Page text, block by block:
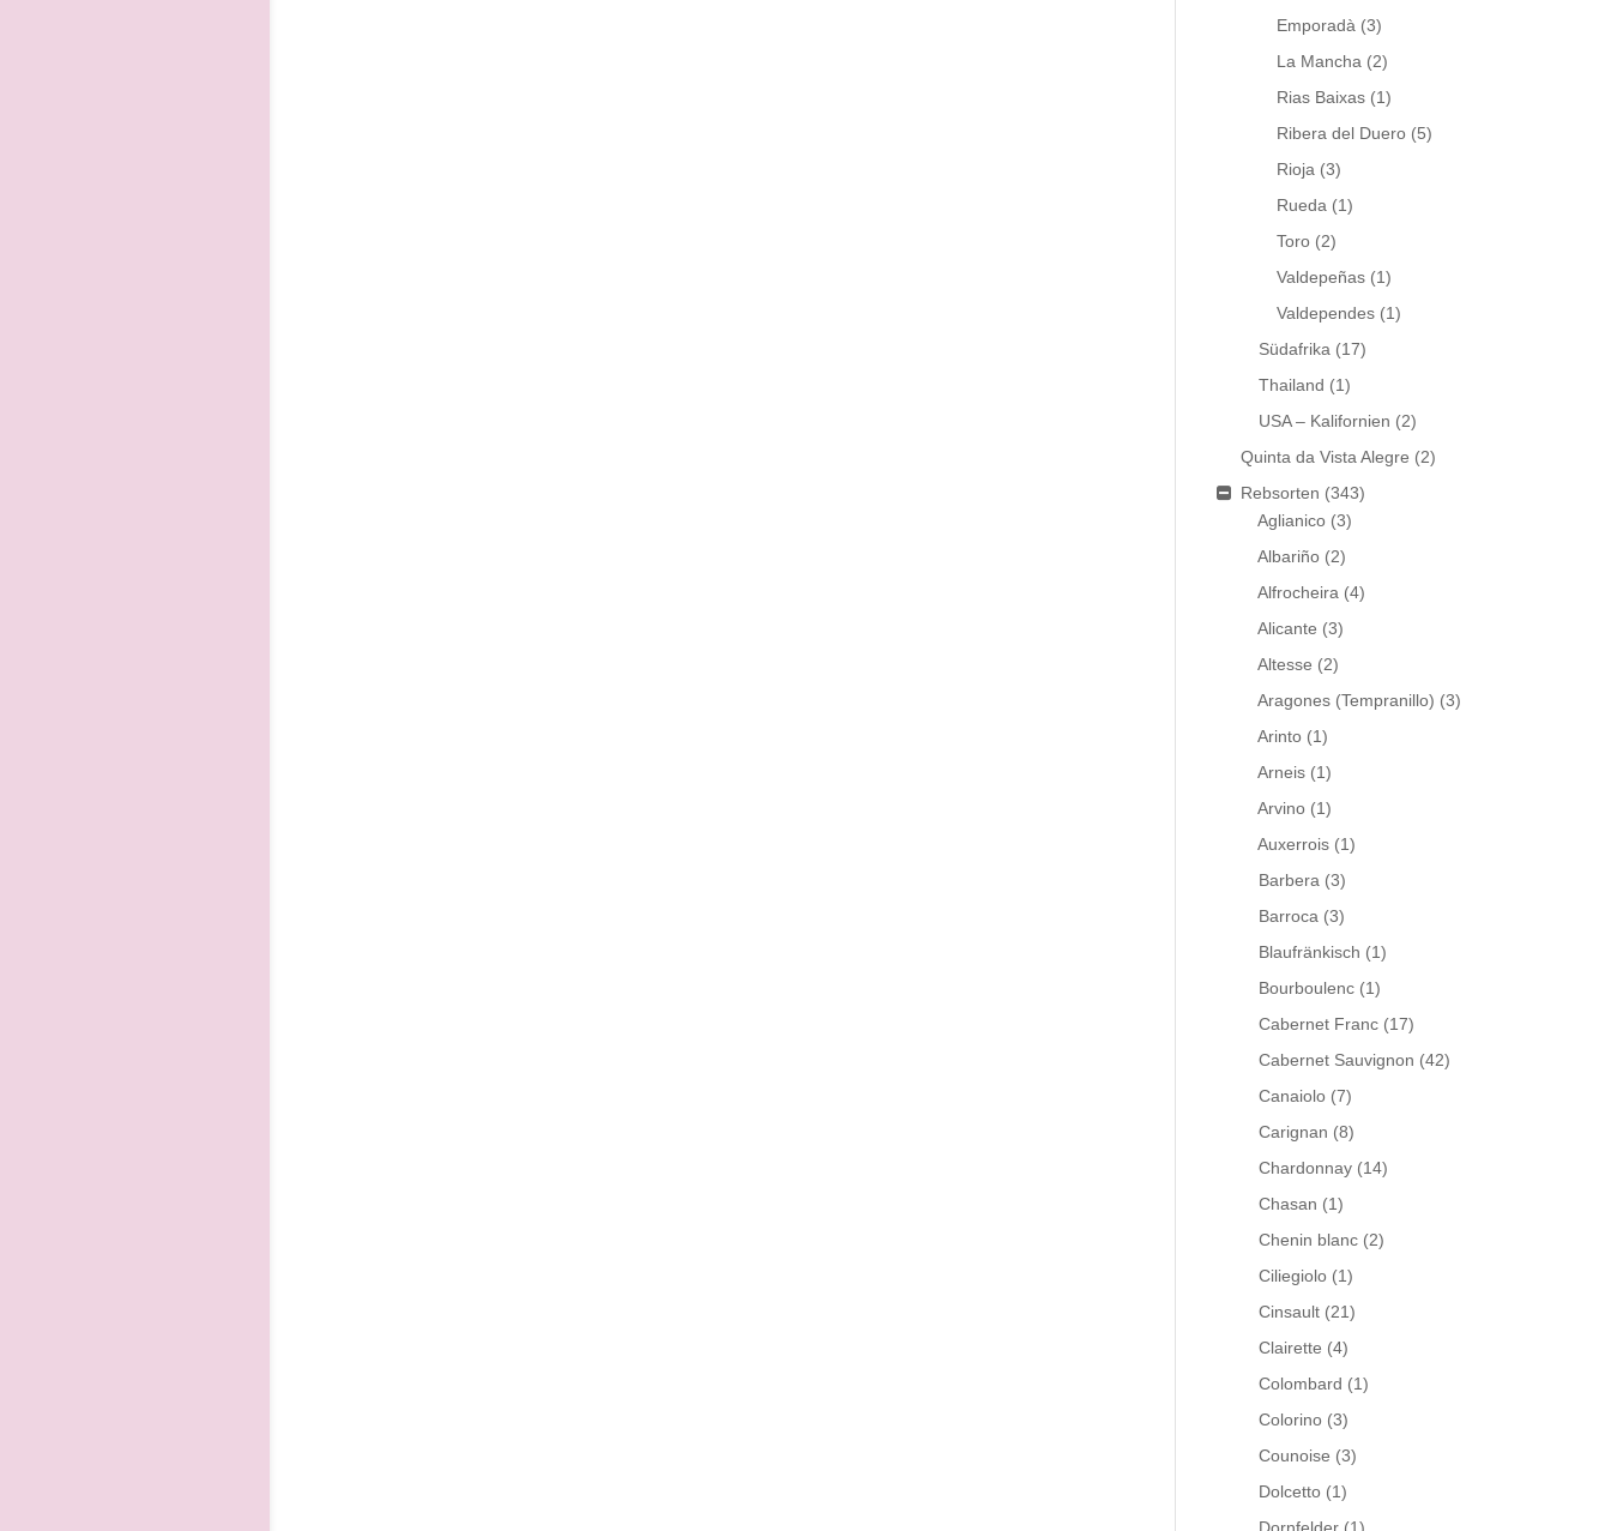
Emporadà (3)
La Mancha (2)
Rias Baixas (1)
Ribera del Duero (5)
Rioja (3)
Rueda (1)
Toro (2)
Valdepeñas (1)
Valdependes (1)
Südafrika (17)
Thailand (1)
USA – Kalifornien (2)
Quinta da Vista Alegre (2)
Rebsorten (343)
Aglianico (3)
Albariño (2)
Alfrocheira (4)
Alicante (3)
Altesse (2)
Aragones (Tempranillo) (3)
Arinto (1)
Arneis (1)
Arvino (1)
Auxerrois (1)
Barbera (3)
Barroca (3)
Blaufränkisch (1)
Bourboulenc (1)
Cabernet Franc (17)
Cabernet Sauvignon (42)
Canaiolo (7)
Carignan (8)
Chardonnay (14)
Chasan (1)
Chenin blanc (2)
Ciliegiolo (1)
Cinsault (21)
Clairette (4)
Colombard (1)
Colorino (3)
Counoise (3)
Dolcetto (1)